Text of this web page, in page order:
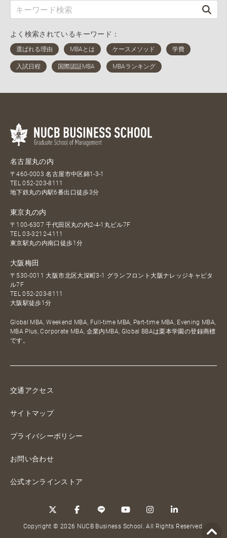
よく検索されているキーワード：
名古屋丸の内
〒460-0003 名古屋市中区錦1-3-1
TEL052-203-8111
地下鉄丸の内駅6番出口徒歩3分
東京丸の内
〒100-6307 千代田区丸の内2-4-1丸ビル7F
TEL03-3212-4111
東京駅丸の内南口徒歩1分
大阪梅田
〒530-0011 大阪市北区大深町3-1 グランフロント大阪ナレッジキャピタ
ル7F
TEL052-203-8111
大阪駅徒歩1分
Global MBA, Weekend MBA, Full-time MBA, Part-time MBA, Evening MBA,
MBA Plus, Corporate MBA, 企業内MBA, Global BBAは栗本学園の登録商標
です。
交通アクセス
サイトマップ
プライバシーポリシー
お問い合わせ
公式オンラインストア
Copyright © 2026 NUCB Business School. All Rights Reserved.